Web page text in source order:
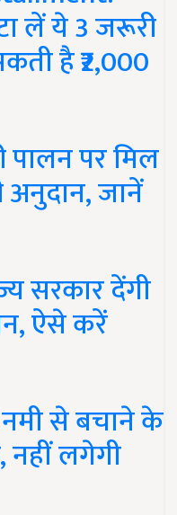
लें ये 3 जरूरी
है ₹2,000
पर मिल
अनुदान, जानें
सरकार देंगी
ऐसे करें
से बचाने के
लगेगी